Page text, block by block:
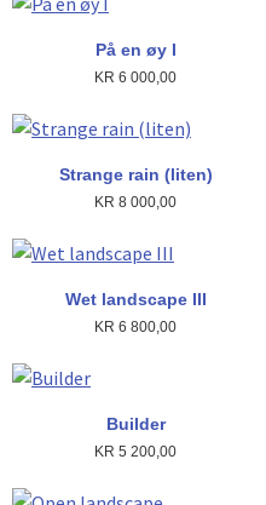
På en øy I
KR 6 000,00
Strange rain (liten)
KR 8 000,00
Wet landscape III
KR 6 800,00
Builder
KR 5 200,00